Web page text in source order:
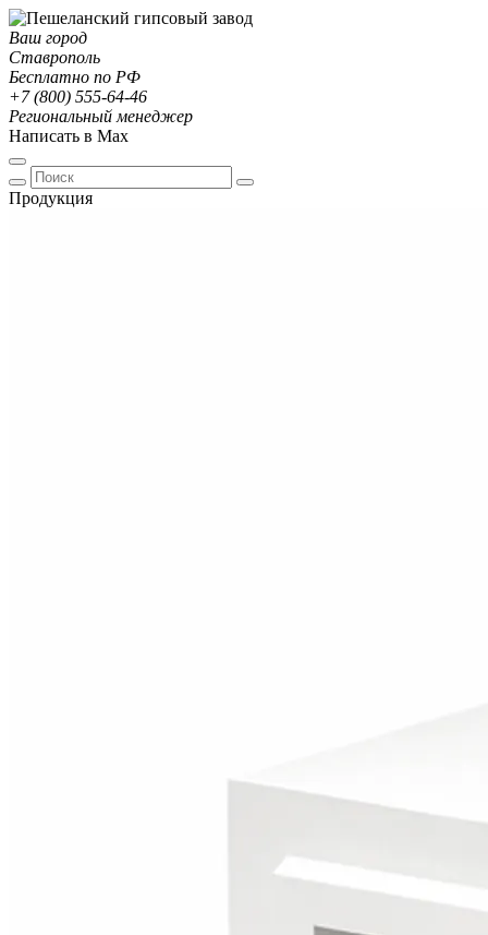
Ваш город
Ставрополь
Бесплатно по РФ
+7 (800) 555-64-46
Региональный менеджер
Написать в Max
Продукция